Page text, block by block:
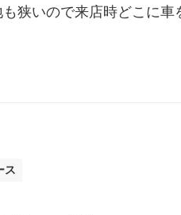
狭いので来店時どこに車
ス